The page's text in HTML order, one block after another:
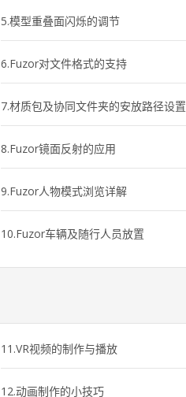
5.模型重叠面闪烁的调节
6.Fuzor对文件格式的支持
7.材质包及协同文件夹的安放路径设置
8.Fuzor镜面反射的应用
9.Fuzor人物模式浏览详解
10.Fuzor车辆及随行人员放置
11.VR视频的制作与播放
12.动画制作的小技巧